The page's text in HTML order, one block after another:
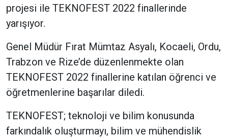
projesi ile TEKNOFEST 2022 finallerinde
yarışıyor.
Genel Müdür Fırat Mümtaz Asyalı, Kocaeli, Ordu,
Trabzon ve Rize’de düzenlenmekte olan
TEKNOFEST 2022 finallerine katılan öğrenci ve
öğretmenlerine başarılar diledi.
TEKNOFEST; teknoloji ve bilim konusunda
farkındalık oluşturmayı, bilim ve mühendislik